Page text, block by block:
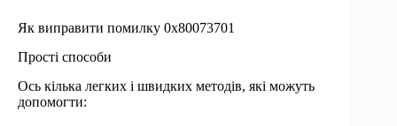
Як виправити помилку 0x80073701
Прості способи
Ось кілька легких і швидких методів, які можуть
допомогти: